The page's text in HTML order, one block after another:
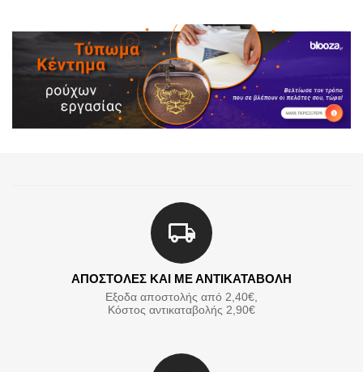
ΑΠΟΣΤΟΛΕΣ ΚΑΙ ΜΕ ΑΝΤΙΚΑΤΑΒΟΛΗ
Εξοδα αποστολής από 2,40€,
Κόστος αντικαταβολής 2,90€